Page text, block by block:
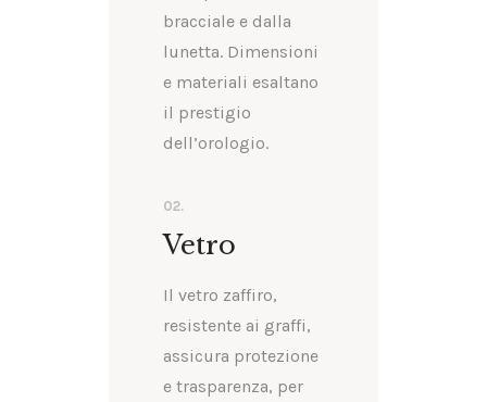
bracciale e dalla
lunetta. Dimensioni
e materiali esaltano
il prestigio
dell’orologio.
02.
Vetro
Il vetro zaffiro,
resistente ai graffi,
assicura protezione
e trasparenza, per